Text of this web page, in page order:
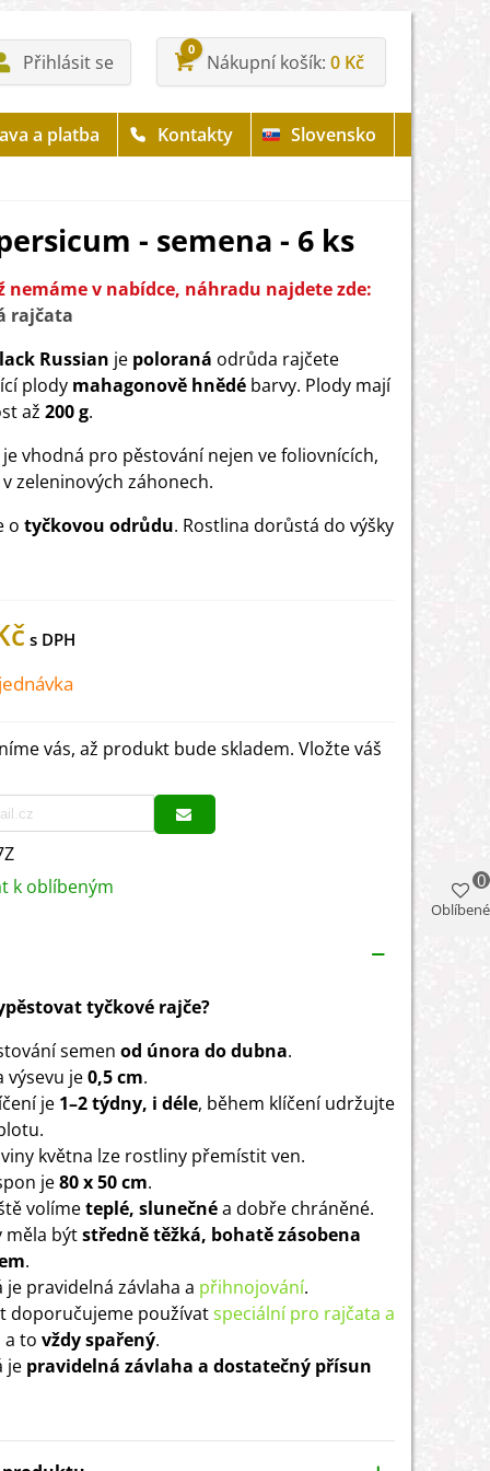
Přihlásit se
0
Nákupní košík 0 Kč
a platba Kontakty
Slovensko
- semena - 6 ks
nemáme v nabídce, náhradu najdete zde:
rajčata
Russian je poloraná odrůda rajčete
plody mahagonově hnědé barvy. Plody mají
až 200 g.
vhodná pro pěstování nejen ve foliovnících,
zeleninových záhonech.
o tyčkovou odrůdu. Rostlina dorůstá do výšky
vás, až produkt bude skladem. Vložte váš
k oblíbeným
tyčkové rajče?
semen od února do dubna.
výsevu je0,5 cm.
je 1–2 týdny, i déle, během klíčení udržujte
května lze rostliny přemístit ven.
je80 x 50 cm.
volímeteplé, slunečnéa dobře chráněné.
měla býtstředně těžká, bohatě zásobena
.
je pravidelná závlaha a přihnojování.
doporučujeme používatspeciální pro rajčata a
a to vždy spařený.
je pravidelná závlaha a dostatečný přísun
Oblíbené
0